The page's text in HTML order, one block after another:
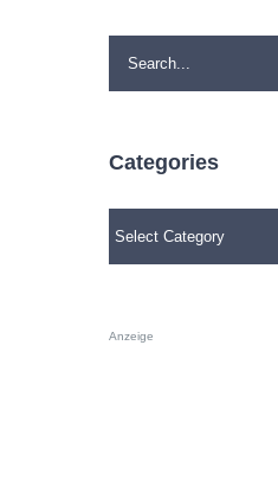
Search
for:
Categories
Categories
Anzeige